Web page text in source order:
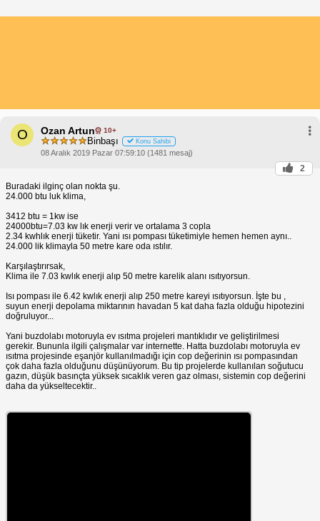
O Ozan Artun 10+
Binbaşı Konu Sahibi
08 Aralık 2019 Pazar 07:59:10 (1481 mesaj)
2
Buradaki ilginç olan nokta şu.
24.000 btu luk klima,
3412 btu = 1kw ise
24000btu=7.03 kw lık enerji verir ve ortalama 3 copla
2.34 kwhlık enerji tüketir. Yani ısı pompası tüketimiyle hemen hemen aynı..
24.000 lik klimayla 50 metre kare oda ıstılır.
Karşılaştırırsak,
Klima ile 7.03 kwlık enerji alıp 50 metre karelik alanı ısıtıyorsun.
Isı pompası ile 6.42 kwlık enerji alıp 250 metre kareyi ısıtıyorsun. İşte bu ,
suyun enerji depolama miktarının havadan 5 kat daha fazla olduğu hipotezini
doğruluyor...
Yani buzdolabı motoruyla ev ısıtma projeleri mantıklıdır ve geliştirilmesi
gerekir. Bununla ilgili çalışmalar var internette. Hatta buzdolabı motoruyla ev
ısıtma projesinde eşanjör kullanılmadığı için cop değerinin ısı pompasından
çok daha fazla olduğunu düşünüyorum. Bu tip projelerde kullanılan soğutucu
gazın, düşük basınçta yüksek sıcaklık veren gaz olması, sistemin cop değerini
daha da yükseltecektir..